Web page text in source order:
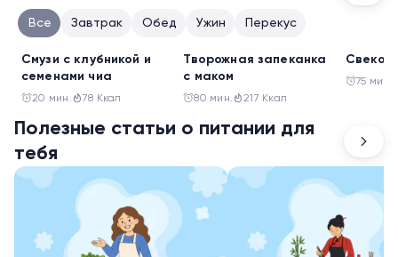
Все Завтрак Обед Ужин Перекус
Перекус
Смузи с клубникой и
семенами чиа
20 мин. 78 Ккал
Завтрак
Творожная запеканка
с маком
80 мин. 217 Ккал
Обед
75 мин.
Полезные статьи о питании для
тебя